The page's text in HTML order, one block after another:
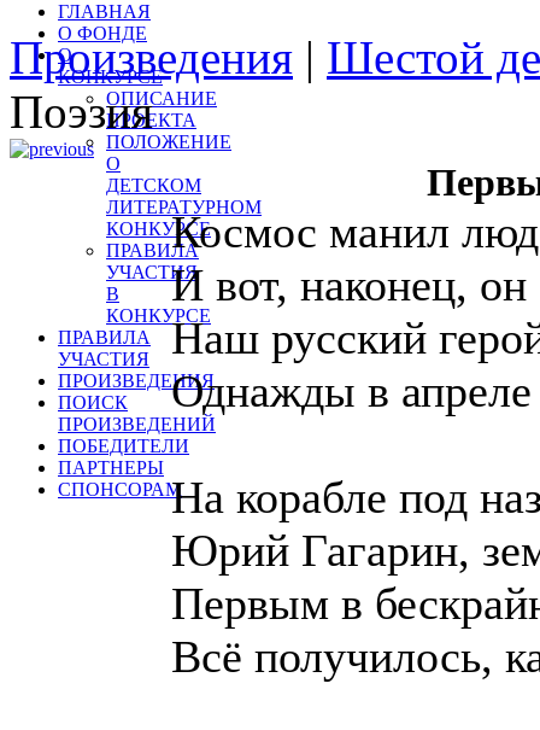
ГЛАВНАЯ
О ФОНДЕ
О
КОНКУРСЕ
ОПИСАНИЕ
ПРОЕКТА
ПОЛОЖЕНИЕ
О
ДЕТСКОМ
ЛИТЕРАТУРНОМ
КОНКУРСЕ
ПРАВИЛА
УЧАСТИЯ
В
КОНКУРСЕ
ПРАВИЛА
УЧАСТИЯ
ПРОИЗВЕДЕНИЯ
ПОИСК
ПРОИЗВЕДЕНИЙ
ПОБЕДИТЕЛИ
ПАРТНЕРЫ
СПОНСОРАМ
Произведения | Шестой
Поэзия
Космос манил
И вот, наконец,
Наш русский
Однажды в
На корабле под
Юрий Гагарин,
Первым в
Всё получилось,